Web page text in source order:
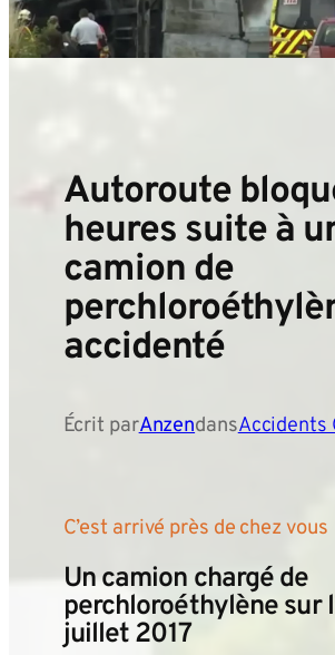
Autoroute
heures suite à
camion de
accidenté
Écrit parAnzendansAccidents
C’est arrivé près de chez vous
Un camion chargé de
perchloroéthylène sur
juillet 2017